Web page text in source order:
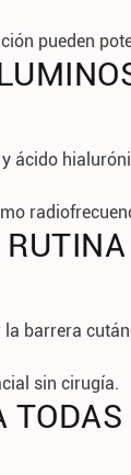
pueden
ácido
barrera
sin cirugía.